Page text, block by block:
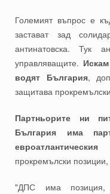
Големият въпрос е
застават зад
антинатовска. Тук
управляващите.
водят България,
защитава
Партньорите ни
България има
прокремълски позиции,
"ДПС има позиция,